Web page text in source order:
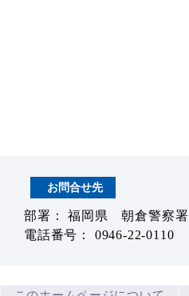
お問合せ先
部署： 福岡県 朝倉警察署
電話番号： 0946-22-0110